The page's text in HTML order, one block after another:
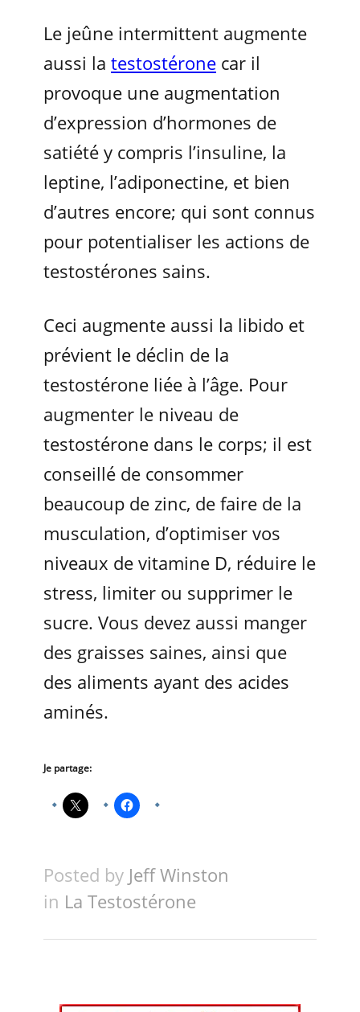
Le jeûne intermittent augmente
aussi la testostérone car il
provoque une augmentation
d’expression d’hormones de
satiété y compris l’insuline, la
leptine, l’adiponectine, et bien
d’autres encore; qui sont connus
pour potentialiser les actions de
testostérones sains.
Ceci augmente aussi la libido et
prévient le déclin de la
testostérone liée à l’âge. Pour
augmenter le niveau de
testostérone dans le corps; il est
conseillé de consommer
beaucoup de zinc, de faire de la
musculation, d’optimiser vos
niveaux de vitamine D, réduire le
stress, limiter ou supprimer le
sucre. Vous devez aussi manger
des graisses saines, ainsi que
des aliments ayant des acides
aminés.
Je partage:
Posted by Jeff Winston
in La Testostérone